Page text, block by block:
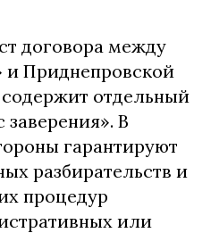
договора между
Приднепровской
отдельный
В
гарантируют
разбирательств и
процедур
или